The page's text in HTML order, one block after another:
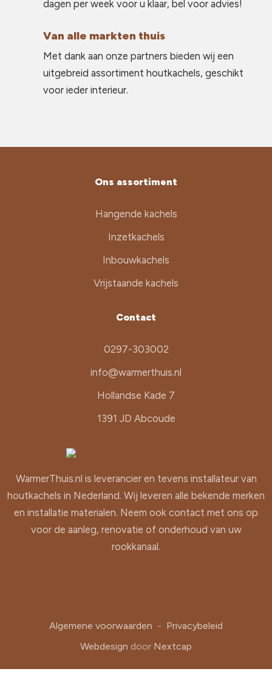
dagen per week voor u klaar, bel voor advies!
Van alle markten thuis
Met dank aan onze partners bieden wij een
uitgebreid assortiment houtkachels, geschikt
voor ieder interieur.
Ons assortiment
Hangende kachels
Inzetkachels
Inbouwkachels
Vrijstaande kachels
Contact
0297-303002
info@warmerthuis.nl
Hollandse Kade 7
1391 JD Abcoude
WarmerThuis.nl is leverancier en tevens installateur van
houtkachels in Nederland. Wij leveren alle bekende merken
en installatie materialen. Neem ook contact met ons op
voor de aanleg, renovatie of onderhoud van uw
rookkanaal.
Algemene voorwaarden - Privacybeleid
Webdesign door Nextcap